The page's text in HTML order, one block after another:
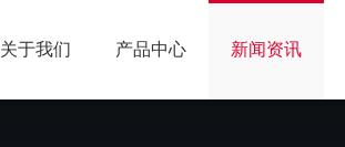
关于我们 产品中心 新闻资讯